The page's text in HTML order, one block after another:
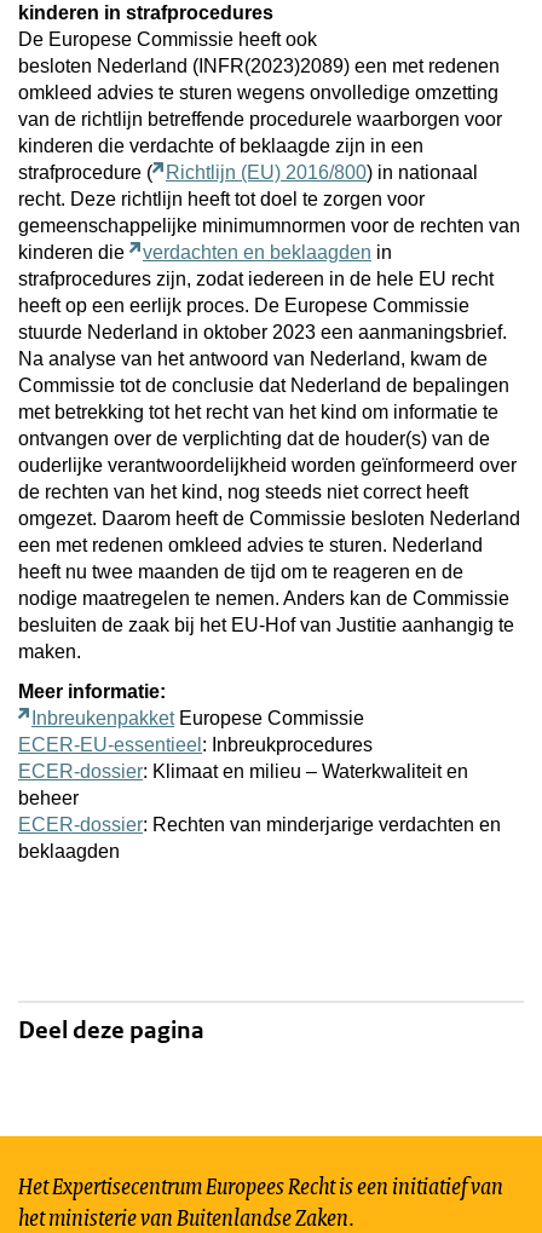
kinderen in strafprocedures
De Europese Commissie heeft ook
besloten Nederland (INFR(2023)2089) een met redenen
omkleed advies te sturen wegens onvolledige omzetting
van de richtlijn betreffende procedurele waarborgen voor
kinderen die verdachte of beklaagde zijn in een
strafprocedure (
Richtlijn (EU) 2016/800) in nationaal
recht. Deze richtlijn heeft tot doel te zorgen voor
gemeenschappelijke minimumnormen voor de rechten van
kinderen die
verdachten en beklaagden in
strafprocedures zijn, zodat iedereen in de hele EU recht
heeft op een eerlijk proces. De Europese Commissie
stuurde Nederland in oktober 2023 een aanmaningsbrief.
Na analyse van het antwoord van Nederland, kwam de
Commissie tot de conclusie dat Nederland de bepalingen
met betrekking tot het recht van het kind om informatie te
ontvangen over de verplichting dat de houder(s) van de
ouderlijke verantwoordelijkheid worden geïnformeerd over
de rechten van het kind, nog steeds niet correct heeft
omgezet. Daarom heeft de Commissie besloten Nederland
een met redenen omkleed advies te sturen. Nederland
heeft nu twee maanden de tijd om te reageren en de
nodige maatregelen te nemen. Anders kan de Commissie
besluiten de zaak bij het EU-Hof van Justitie aanhangig te
maken.
Meer informatie:
InbreukenpakketEuropese Commissie
ECER-EU-essentieel : Inbreukprocedures
ECER-dossier: Klimaat en milieu – Waterkwaliteit en
beheer
ECER-dossier: Rechten van minderjarige verdachten en
beklaagden
Deel deze pagina
Het Expertisecentrum Europees Recht is een initiatief van
het ministerie van Buitenlandse Zaken.